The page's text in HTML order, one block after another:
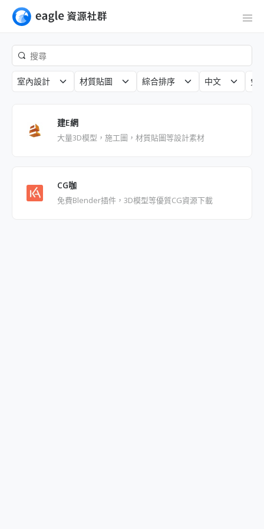
室內設計 材質貼圖 綜合排序 中文 免
建E網
大量3D模型，施工圖，材質貼圖等設計素材
CG咖
免費Blender插件，3D模型等優質CG資源下載